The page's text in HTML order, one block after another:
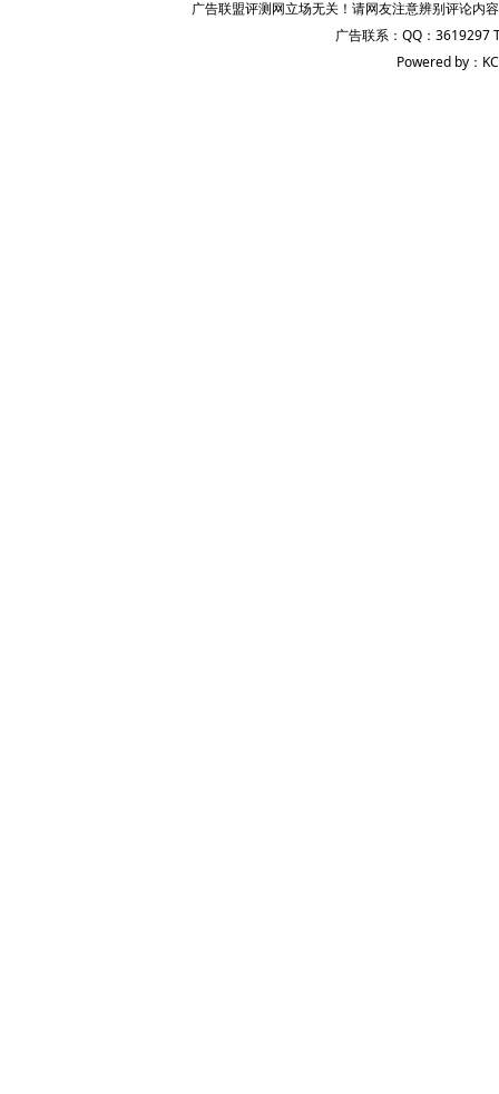
广告联盟评测网立场无关！请网友注意辨别评论内
广告联系：QQ：3619297
Powered by：